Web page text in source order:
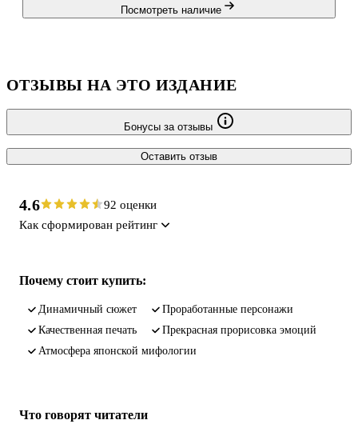
Посмотреть наличие
ОТЗЫВЫ НА ЭТО ИЗДАНИЕ
Бонусы за отзывы
Оставить отзыв
4.6
92 оценки
Как сформирован рейтинг
Почему стоит купить:
динамичный сюжет
проработанные персонажи
качественная печать
прекрасная прорисовка эмоций
атмосфера японской мифологии
Что говорят читатели